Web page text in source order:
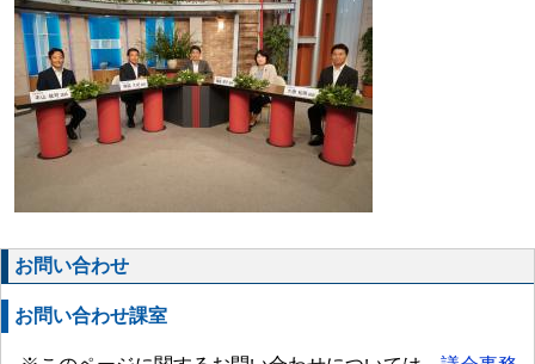
お問い合わせ
お問い合わせ課室